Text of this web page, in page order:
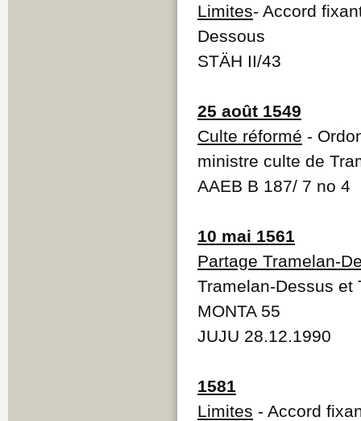
Limites- Accord
Dessous
STÄH II/43
25 août 1549
Culte réformé -
ministre culte de
AAEB B 187/ 7 no 4
10 mai 1561
Partage Tramelan-
Tramelan-Dessus et
MONTA 55
JUJU 28.12.1990
1581
Limites - Accord